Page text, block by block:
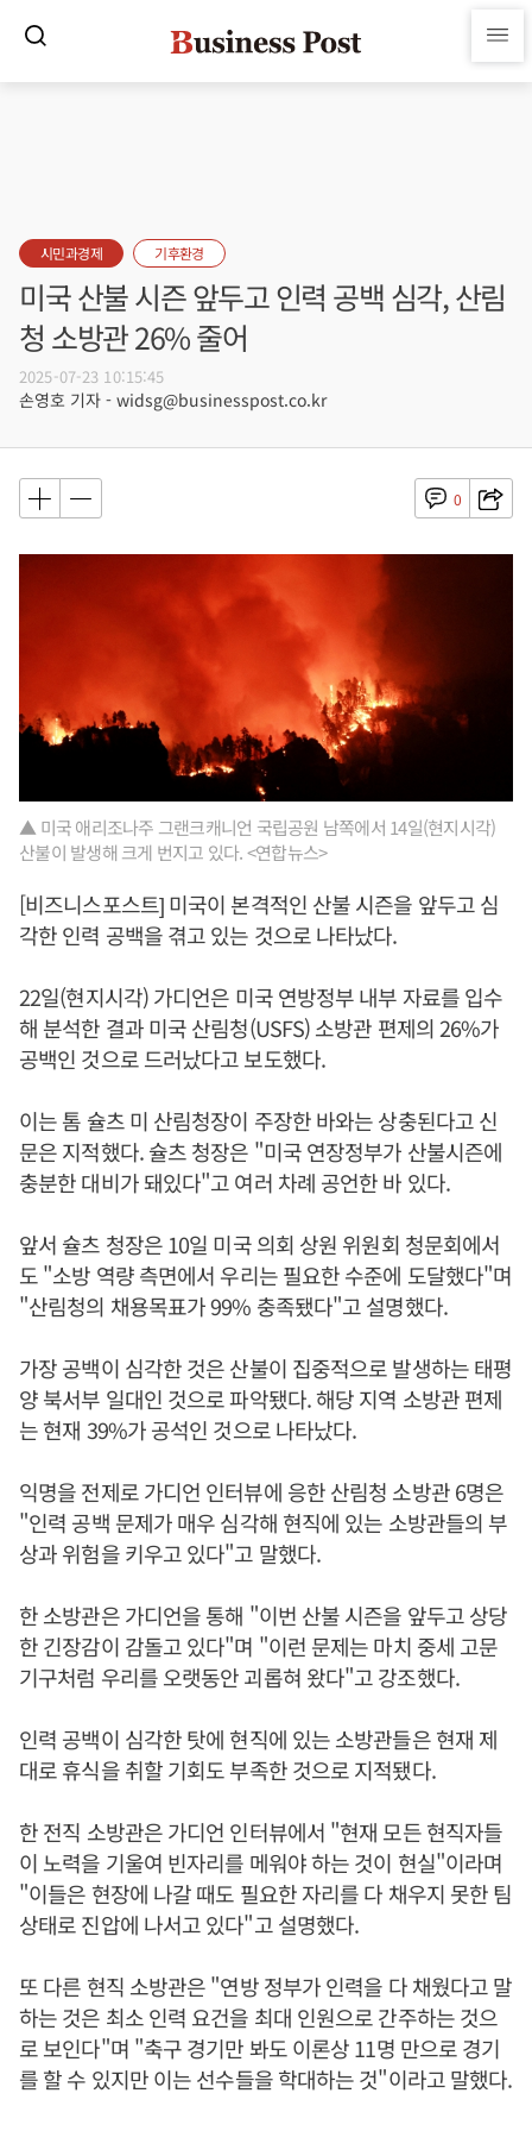
시민과경제 기후환경
미국 산불 시즌 앞두고 인력 공백 심각, 산림
청 소방관 26% 줄어
2025-07-23 10:15:45
손영호 기자 - widsg@businesspost.co.kr
0
▲ 미국 애리조나주 그랜크캐니언 국립공원 남쪽에서 14일(현지시각)
산불이 발생해 크게 번지고 있다. <연합뉴스>
[비즈니스포스트] 미국이 본격적인 산불 시즌을 앞두고 심
각한 인력 공백을 겪고 있는 것으로 나타났다.
22일(현지시각) 가디언은 미국 연방정부 내부 자료를 입수
해 분석한 결과 미국 산림청(USFS) 소방관 편제의 26%가
공백인 것으로 드러났다고 보도했다.
이는 톰 슐츠 미 산림청장이 주장한 바와는 상충된다고 신
문은 지적했다. 슐츠 청장은 "미국 연장정부가 산불시즌에
충분한 대비가 돼있다"고 여러 차례 공언한 바 있다.
앞서 슐츠 청장은 10일 미국 의회 상원 위원회 청문회에서
도 "소방 역량 측면에서 우리는 필요한 수준에 도달했다"며
"산림청의 채용목표가 99% 충족됐다"고 설명했다.
가장 공백이 심각한 것은 산불이 집중적으로 발생하는 태평
양 북서부 일대인 것으로 파악됐다. 해당 지역 소방관 편제
는 현재 39%가 공석인 것으로 나타났다.
익명을 전제로 가디언 인터뷰에 응한 산림청 소방관 6명은
"인력 공백 문제가 매우 심각해 현직에 있는 소방관들의 부
상과 위험을 키우고 있다"고 말했다.
한 소방관은 가디언을 통해 "이번 산불 시즌을 앞두고 상당
한 긴장감이 감돌고 있다"며 "이런 문제는 마치 중세 고문
기구처럼 우리를 오랫동안 괴롭혀 왔다"고 강조했다.
인력 공백이 심각한 탓에 현직에 있는 소방관들은 현재 제
대로 휴식을 취할 기회도 부족한 것으로 지적됐다.
한 전직 소방관은 가디언 인터뷰에서 "현재 모든 현직자들
이 노력을 기울여 빈자리를 메워야 하는 것이 현실"이라며
"이들은 현장에 나갈 때도 필요한 자리를 다 채우지 못한 팀
상태로 진압에 나서고 있다"고 설명했다.
또 다른 현직 소방관은 "연방 정부가 인력을 다 채웠다고 말
하는 것은 최소 인력 요건을 최대 인원으로 간주하는 것으
로 보인다"며 "축구 경기만 봐도 이론상 11명 만으로 경기
를 할 수 있지만 이는 선수들을 학대하는 것"이라고 말했다.